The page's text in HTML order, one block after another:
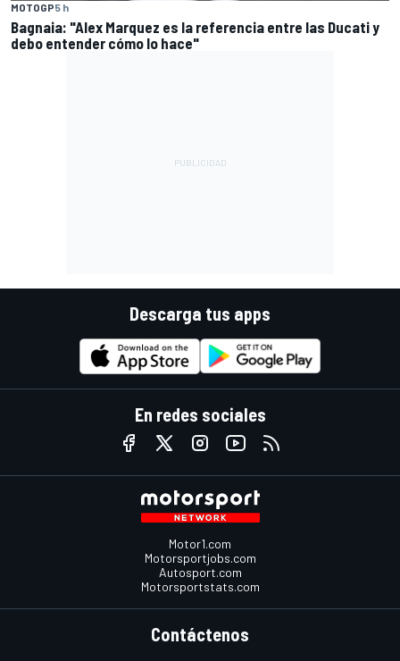
MOTOGP5 h
Bagnaia: "Alex Marquez es la referencia entre las Ducati y
debo entender cómo lo hace"
Descarga tus apps
En redes sociales
Motor1.com
Motorsportjobs.com
Autosport.com
Motorsportstats.com
Contáctenos